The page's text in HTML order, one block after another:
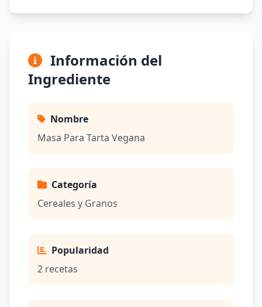
Información del
Ingrediente
Nombre
Masa Para Tarta Vegana
Categoría
Cereales y Granos
Popularidad
2 recetas